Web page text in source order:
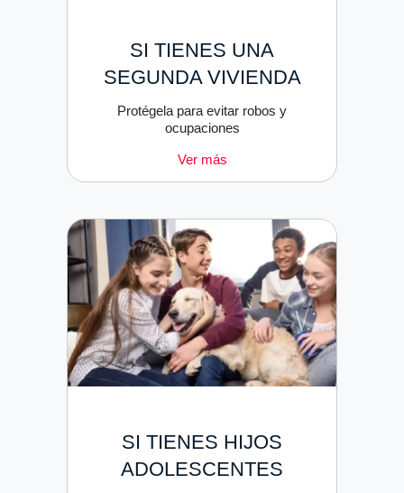
SI TIENES UNA
SEGUNDA VIVIENDA
Protégela para evitar robos y
ocupaciones
Ver más
SI TIENES HIJOS
ADOLESCENTES